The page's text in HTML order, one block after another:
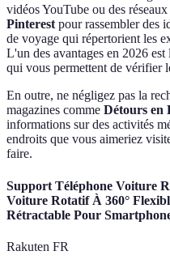
vidéos YouTube ou des
Pinterestpour rassembler des
de voyage qui répertorient les
L'un des avantages en 2026
qui vous permettent de vérifier
En outre, ne négligez pas la
magazines comme Détours en
informations sur des activités
endroits que vous aimeriez
faire.
Support Téléphone Voiture
Voiture Rotatif À 360°
Rétractable Pour
Rakuten FR